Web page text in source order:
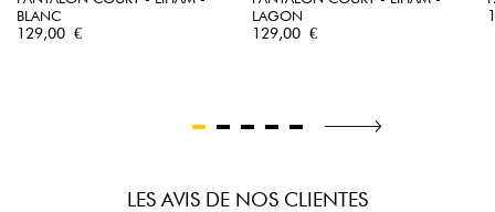
BLANC
Prix
129,00 €
LAGON
Prix
129,00 €
LES AVIS DE NOS CLIENTES